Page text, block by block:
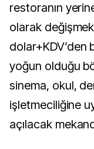
restoranın
olarak
dolar+KDV’den
yoğun olduğu
sinema, okul,
işletmeciliğine
açılacak